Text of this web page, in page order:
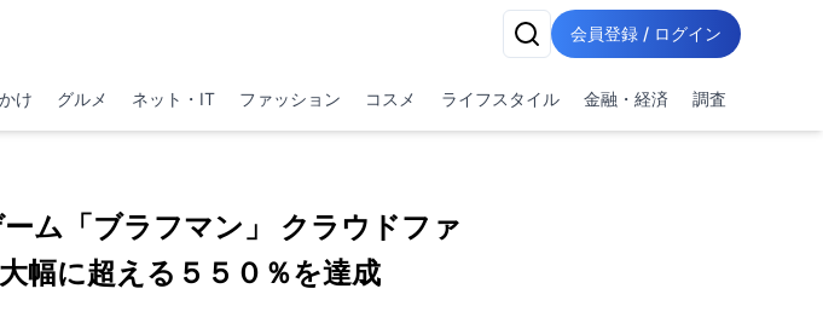
会員登録 / ログイン
け グルメ ネット・IT ファッション コスメ ライフスタイル 金融・経済 調査
ム「ブラフマン」 クラウドファ
幅に超える５５０％を達成